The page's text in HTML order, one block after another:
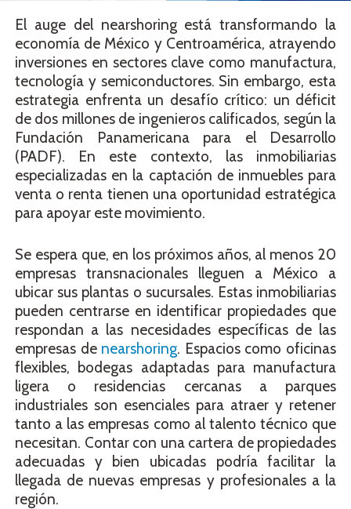
El auge del nearshoring está transformando la
economía de México y Centroamérica, atrayendo
inversiones en sectores clave como manufactura,
tecnología y semiconductores. Sin embargo, esta
estrategia enfrenta un desafío crítico: un déficit
de dos millones de ingenieros calificados, según la
Fundación Panamericana para el Desarrollo
(PADF). En este contexto, las inmobiliarias
especializadas en la captación de inmuebles para
venta o renta tienen una oportunidad estratégica
para apoyar este movimiento.
Se espera que, en los próximos años, al menos 20
empresas transnacionales lleguen a México a
ubicar sus plantas o sucursales. Estas inmobiliarias
pueden centrarse en identificar propiedades que
respondan a las necesidades específicas de las
empresas de nearshoring. Espacios como oficinas
flexibles, bodegas adaptadas para manufactura
ligera o residencias cercanas a parques
industriales son esenciales para atraer y retener
tanto a las empresas como al talento técnico que
necesitan. Contar con una cartera de propiedades
adecuadas y bien ubicadas podría facilitar la
llegada de nuevas empresas y profesionales a la
región.